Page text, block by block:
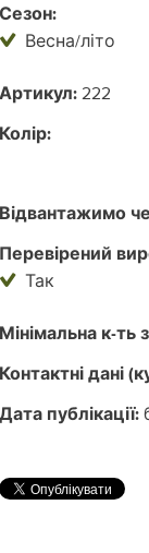
Сезон:
Весна/літо
Артикул:222
Колір:
Відвантажимо
Перевірений
Так
Мінімальна к-ть
Контактні дані
Дата публікації: